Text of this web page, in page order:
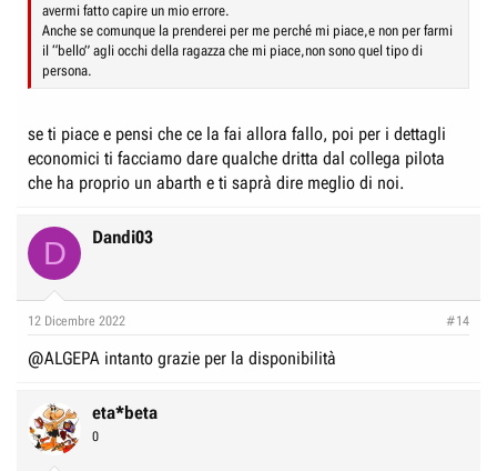
avermi fatto capire un mio errore.
Anche se comunque la prenderei per me perché mi piace,e non per farmi
il “bello” agli occhi della ragazza che mi piace,non sono quel tipo di
persona.
se ti piace e pensi che ce la fai allora fallo, poi per i dettagli
economici ti facciamo dare qualche dritta dal collega pilota
che ha proprio un abarth e ti saprà dire meglio di noi.
D Dandi03
12 Dicembre 2022 #14
@ALGEPA intanto grazie per la disponibilità
eta*beta
0